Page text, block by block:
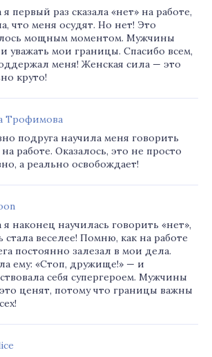
я первый раз сказала «нет» на работе,
что меня осудят. Но нет! Это
мощным моментом. Мужчины
уважать мои границы. Спасибо всем,
меня! Женская сила — это
круто!
Трофимова
подруга научила меня говорить
на работе. Оказалось, это не просто
а реально освобождает!
я наконец научилась говорить «нет»,
стала веселее! Помню, как на работе
постоянно залезал в мои дела.
ему: «Стоп, дружище!» — и
себя супергероем. Мужчины
ценят, потому что границы важны